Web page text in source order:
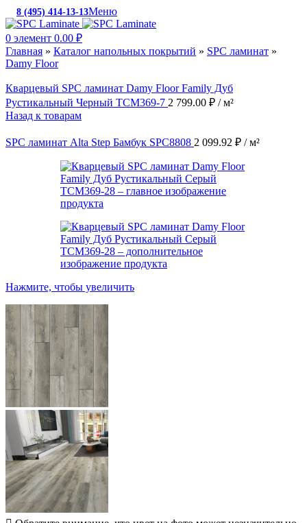
8 (495) 414-13-13Меню
0 элемент 0.00 ₽
Главная » Каталог напольных покрытий » SPC ламинат »
Damy Floor
Кварцевый SPC ламинат Damy Floor Family Дуб
Рустикальный Черный TCM369-7 2 799.00 ₽ / м²
Назад к товарам
SPC ламинат Alta Step Бамбук SPC8808 2 099.92 ₽ / м²
Нажмите, чтобы увеличить